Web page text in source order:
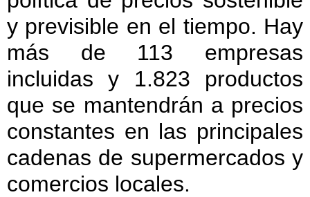
y previsible en el tiempo. Hay
más de 113 empresas
incluidas y 1.823 productos
que se mantendrán a precios
constantes en las principales
cadenas de supermercados y
comercios locales.